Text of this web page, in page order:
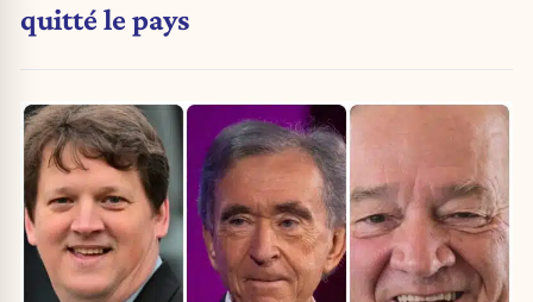
quitté le pays